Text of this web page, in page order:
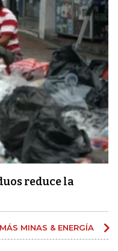
reduce la
MÁS MINAS & ENERGÍA